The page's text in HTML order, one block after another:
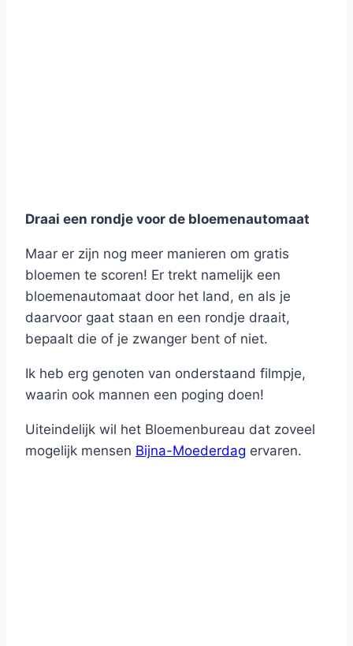
Draai een rondje voor de bloemenautomaat
Maar er zijn nog meer manieren om gratis
bloemen te scoren! Er trekt namelijk een
bloemenautomaat door het land, en als je
daarvoor gaat staan en een rondje draait,
bepaalt die of je zwanger bent of niet.
Ik heb erg genoten van onderstaand filmpje,
waarin ook mannen een poging doen!
Uiteindelijk wil het Bloemenbureau dat zoveel
mogelijk mensen Bijna-Moederdag ervaren.